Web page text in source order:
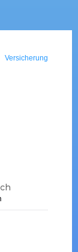
Versicherung